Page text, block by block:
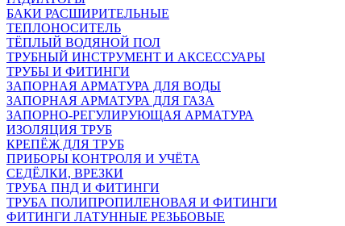
БАКИ РАСШИРИТЕЛЬНЫЕ
ТЕПЛОНОСИТЕЛЬ
ТЁПЛЫЙ ВОДЯНОЙ ПОЛ
ТРУБНЫЙ ИНСТРУМЕНТ И АКСЕССУАРЫ
ТРУБЫ И ФИТИНГИ
ЗАПОРНАЯ АРМАТУРА ДЛЯ ВОДЫ
ЗАПОРНАЯ АРМАТУРА ДЛЯ ГАЗА
ЗАПОРНО-РЕГУЛИРУЮЩАЯ АРМАТУРА
ИЗОЛЯЦИЯ ТРУБ
КРЕПЁЖ ДЛЯ ТРУБ
ПРИБОРЫ КОНТРОЛЯ И УЧЁТА
СЕДЁЛКИ, ВРЕЗКИ
ТРУБА ПНД И ФИТИНГИ
ТРУБА ПОЛИПРОПИЛЕНОВАЯ И ФИТИНГИ
ФИТИНГИ ЛАТУННЫЕ РЕЗЬБОВЫЕ